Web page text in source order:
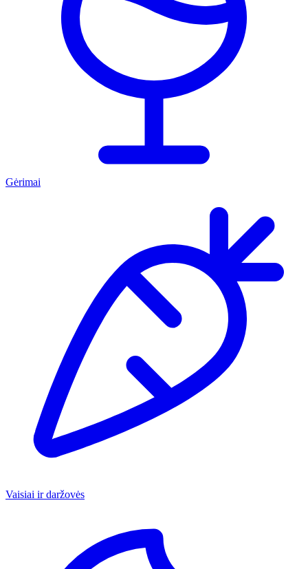
Gėrimai
Vaisiai ir daržovės